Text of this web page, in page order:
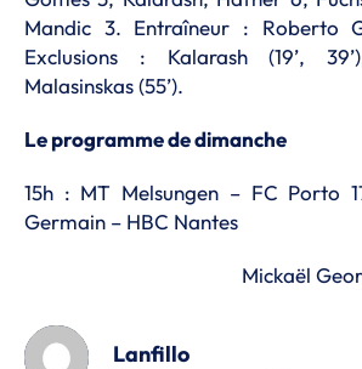
Mandic 3. Entraîneur : Roberto
Exclusions : Kalarash (19’,
Malasinskas (55’).
Le programme de dimanche
15h : MT Melsungen – FC Porto
Germain – HBC Nantes
Mickaël
Lanfillo